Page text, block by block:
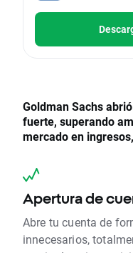
Goldman Sachs
fuerte, superando
mercado en
Apertura de
Abre tu cuenta de
innecesarios,